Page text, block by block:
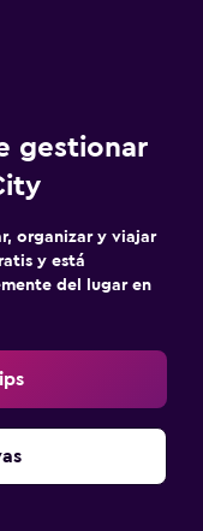
gestionar
organizar y viajar
y está
del lugar en